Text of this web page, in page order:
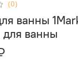
(0)
ванны
для ванны